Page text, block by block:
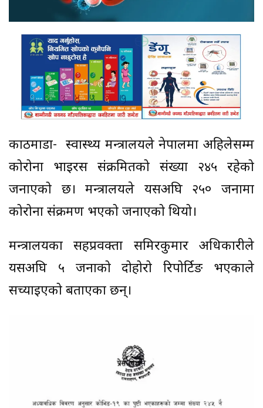
काठमाडौं- स्वास्थ्य मन्त्रालयले नेपालमा अहिलेसम्म
कोरोना भाइरस संक्रमितको संख्या २४५ रहेको
जनाएको छ। मन्त्रालयले यसअघि २५० जनामा
कोरोना संक्रमण भएको जनाएको थियो।
मन्त्रालयका सहप्रवक्ता समिरकुमार अधिकारीले
यसअघि ५ जनाको दोहोरो रिपोर्टिङ भएकाले
सच्याइएको बताएका छन्।